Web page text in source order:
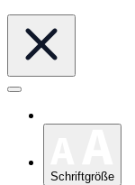
Schriftgröße